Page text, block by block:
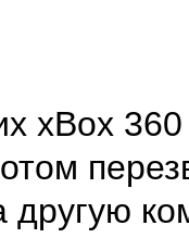
xBox
другую